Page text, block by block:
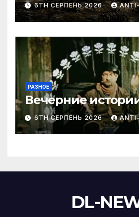
6TH СЕРПЕНЬ 2026
РАЗНОЕ
Вечерние
6TH СЕРПЕНЬ 2026
DL-